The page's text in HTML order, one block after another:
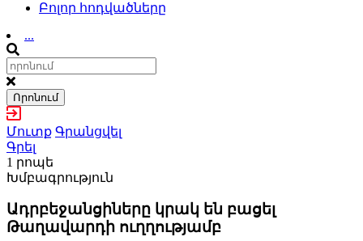
Բոլոր հոդվածները
...
Որոնում
Մուտք Գրանցվել
Գրել
1 րոպե
Խմբագրություն
Ադրբեջանցիները կրակ են բացել
Թաղավարդի ուղղությամբ